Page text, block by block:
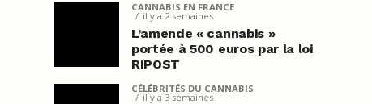
CANNABIS EN FRANCE
il y a 2 semaines
L’amende « cannabis »
portée à 500 euros par la loi
RIPOST
CÉLÉBRITÉS DU CANNABIS
il y a 3 semaines